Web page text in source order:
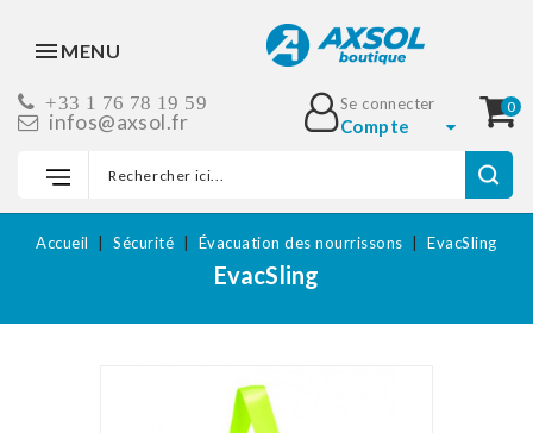
MENU
+33 1 76 78 19 59
infos@axsol.fr
0
Se connecter
Compte
EvacSling
Accueil Sécurité Évacuation des nourrissons EvacSling